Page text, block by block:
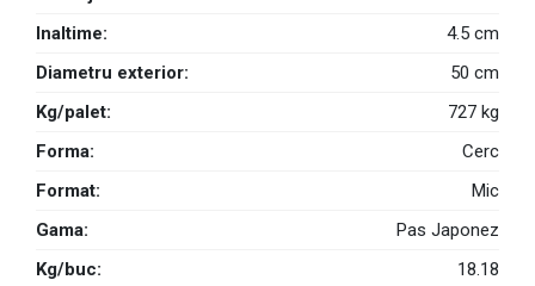
Inaltime:
4.5 cm
Diametru exterior:
50 cm
Kg/palet:
727 kg
Forma:
Cerc
Format:
Mic
Gama:
Pas Japonez
Kg/buc:
18.18